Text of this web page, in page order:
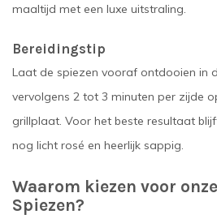
maaltijd met een luxe uitstraling.
Bereidingstip
Laat de spiezen vooraf ontdooien in
vervolgens 2 tot 3 minuten per zijde
grillplaat. Voor het beste resultaat
nog licht rosé en heerlijk sappig.
Waarom kiezen voor
Spiezen?